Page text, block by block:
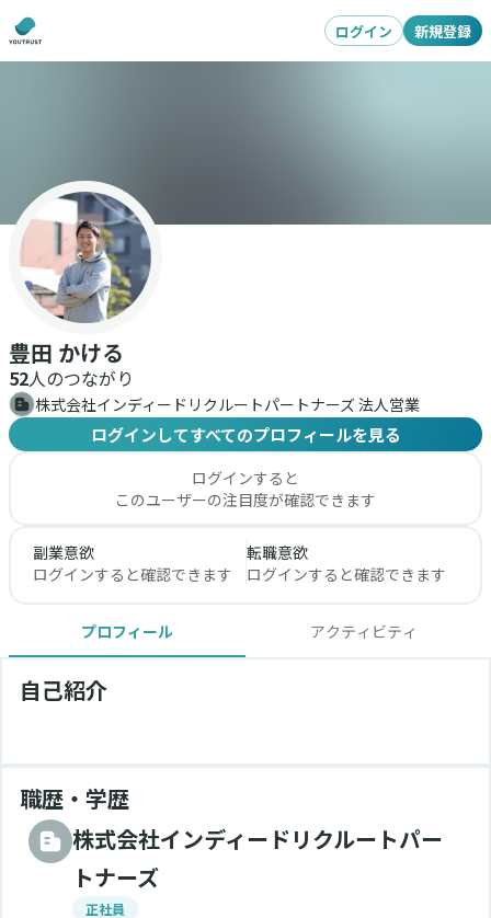
ログイン 新規登録
豊田 かける
52人のつながり
株式会社インディードリクルートパートナーズ 法人営業
ログインしてすべてのプロフィールを見る
ログインすると
このユーザーの注目度が確認できます
副業意欲
ログインすると確認できます
転職意欲
ログインすると確認できます
プロフィール アクティビティ
自己紹介
職歴・学歴
株式会社インディードリクルートパー
トナーズ
正社員